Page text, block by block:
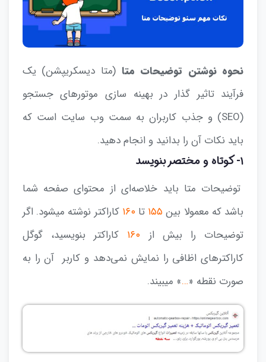
نحوه نوشتن توضیحات متا (متا دیسکریپشن) یک
فرآیند تاثیر گذار در بهینه‌ سازی موتورهای جستجو
(SEO) و جذب کاربران به سمت وب‌ سایت است که
باید نکات آن را بدانید و انجام دهید.
۱- کوتاه و مختصر بنویسد
توضیحات متا باید خلاصه‌‌ای از محتوای صفحه شما
باشد که معمولا بین ۱۵۵ تا ۱۶۰ کاراکتر نوشته میشود. اگر
توضیحات را بیش از ۱۶۰ کاراکتر بنویسید، گوگل
کاراکترهای اظافی را نمایش نمی‌دهد و کاربر آن را به
صورت نقطه «…» میبیند.